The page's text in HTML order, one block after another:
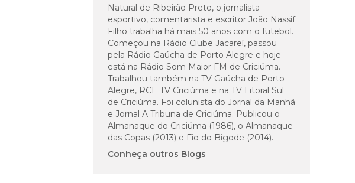
Natural de Ribeirão Preto, o jornalista
esportivo, comentarista e escritor João Nassif
Filho trabalha há mais 50 anos com o futebol.
Começou na Rádio Clube Jacareí, passou
pela Rádio Gaúcha de Porto Alegre e hoje
está na Rádio Som Maior FM de Criciúma.
Trabalhou também na TV Gaúcha de Porto
Alegre, RCE TV Criciúma e na TV Litoral Sul
de Criciúma. Foi colunista do Jornal da Manhã
e Jornal A Tribuna de Criciúma. Publicou o
Almanaque do Criciúma (1986), o Almanaque
das Copas (2013) e Fio do Bigode (2014).
Conheça outros Blogs